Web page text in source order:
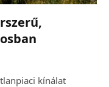
kínálat